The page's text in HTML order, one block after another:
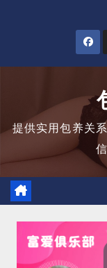
提供实用包养关